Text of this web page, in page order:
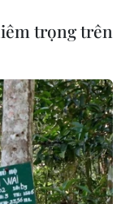
trọng trên